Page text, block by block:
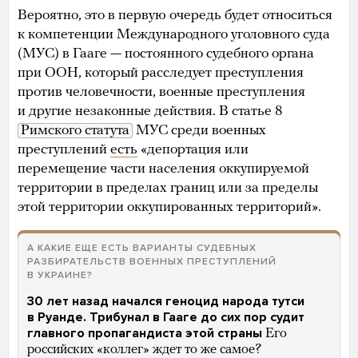
Вероятно, это в первую очередь будет относиться
к компетенции Международного уголовного суда
(МУС) в Гааге — постоянного судебного органа
при ООН, который расследует преступления
против человечности, военные преступления
и другие незаконные действия. В статье 8
Римского статута МУС среди военных
преступлений есть «депортация или
перемещение части населения оккупируемой
территории в пределах границ или за пределы
этой территории оккупированных территорий».
А КАКИЕ ЕЩЕ ЕСТЬ ВАРИАНТЫ СУДЕБНЫХ
РАЗБИРАТЕЛЬСТВ ВОЕННЫХ ПРЕСТУПЛЕНИЙ
В УКРАИНЕ?
30 лет назад начался геноцид народа тутси
в Руанде. Трибунал в Гааге до сих пор судит
главного пропагандиста этой страны Его
российских «коллег» ждет то же самое?